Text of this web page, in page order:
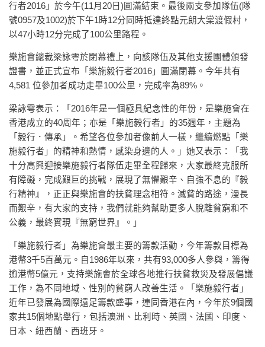
行者2016」於今午(11月20日)圓滿結束。最後兩支參加隊伍(隊
號0957及1002)於下午1時12分同時抵達終點元朗大棠渡假村，
以47小時12分完成了100公里路程。
樂施會總裁梁詠雩於閉幕禮上，向該隊伍及其他支援團體頒發
證書，並正式宣布「樂施毅行者2016」圓滿閉幕。今年共有
4,581 位參加者成功走畢100公里，完成率為89%。
梁詠雩表示：「2016年是一個極具紀念性的年份，是樂施會在
香港成立的40周年；亦是「樂施毅行者」的35週年，主題為
「毅行．傳承」。希望各位參加者像前人一樣，繼續燃點「樂
施毅行者」的精神和熱情，感染身邊的人。」她又表示：「我
十分高興迎接樂施毅行者隊伍走畢全程歸來，大家最終克服所
有障礙，完成艱巨的挑戰，展現了無懼艱辛、自強不息的『毅
行精神』，正正與樂施會的扶貧理念相符。滅貧的路途，漫長
而艱辛，有大家的支持，我們就能夠幫助更多人脫離貧窮和不
公義，最終實現『無窮世界』。」
「樂施毅行者」為樂施會最主要的籌款活動，今年籌款目標為
港幣3千5百萬元。自1986年以來，共有93,000多人參與，籌得
逾港幣5億元，支持樂施會於全球各地推行扶貧救災及發展倡議
工作，為不同地域、性別的貧窮人改善生活。「樂施毅行者」
近年已發展為國際遠足籌款盛事，連同香港在內，今年於9個國
家共15個地點舉行，包括澳洲、比利時、英國、法國、印度、
日本、紐西蘭、西班牙。